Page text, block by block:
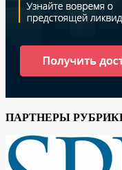
ПАРТНЕРЫ